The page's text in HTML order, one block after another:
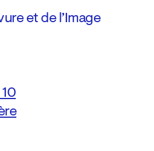
et de l’Image